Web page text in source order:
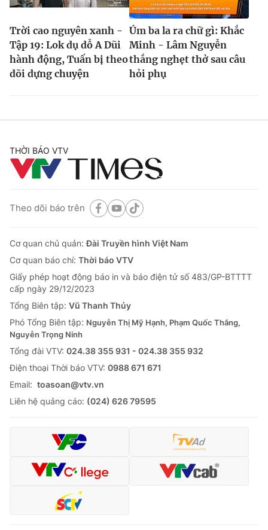
Trời cao nguyên xanh -
Tập 19: Lok dụ dỗ A Dũi
hành động, Tuấn bị theo
dõi dựng chuyện
Úm ba la ra chữ gì: Khắc
Minh - Lâm Nguyễn
thắng nghẹt thở sau câu
hỏi phụ
THỜI BÁO VTV
Theo dõi báo trên
Cơ quan chủ quản:Đài Truyền hình Việt Nam
Cơ quan báo chí: Thời báo VTV
Giấy phép hoạt động báo in và báo điện tử số 483/GP-BTTTT
cấp ngày 29/12/2023
Tổng Biên tập: Vũ Thanh Thủy
Phó Tổng Biên tập: Nguyễn Thị Mỹ Hạnh, Phạm Quốc Thắng,
Nguyễn Trọng Ninh
Tổng đài VTV: 024.38 355 931 - 024.38 355 932
Ðiện thoại Thời báo VTV: 0988 671 671
Email: toasoan@vtv.vn
Liên hệ quảng cáo: (024) 626 79595